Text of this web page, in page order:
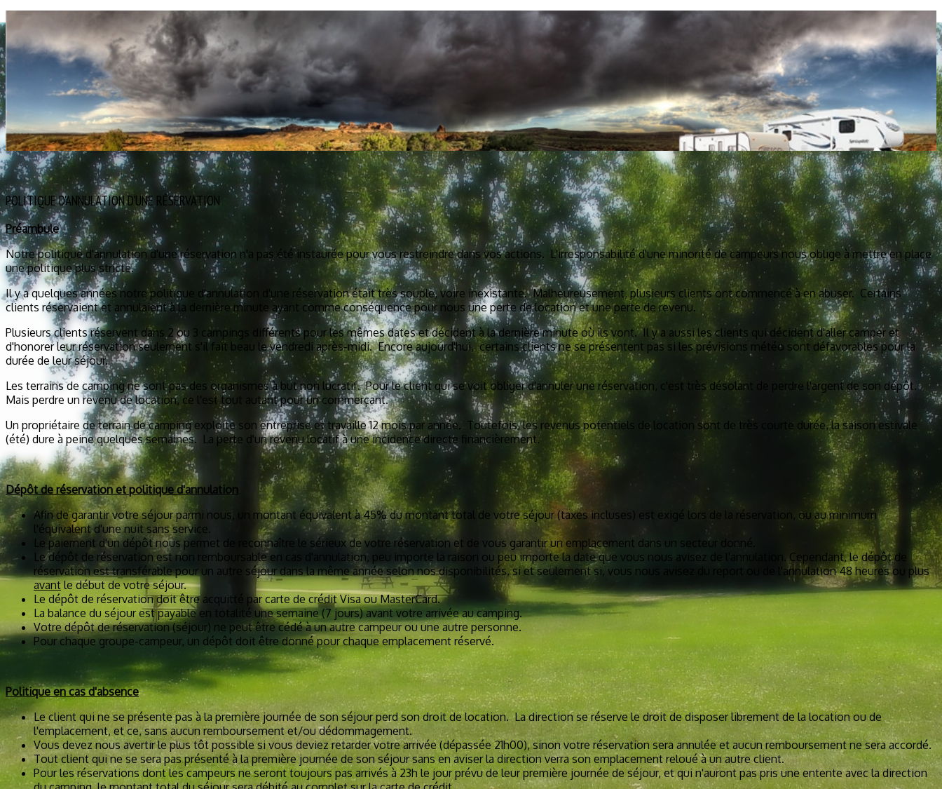
POLITIQUE D'ANNULATION D'UNE RÉSERVATION
Préambule
Notre politique d'annulation d'une réservation n'a pas été instaurée pour vous restreindre dans vos actions. L'irresponsabilité d'une minorité de campeurs nous oblige à mettre en place
une politique plus stricte.
Il y a quelques années notre politique d'annulation d'une réservation était très souple, voire inexistante. Malheureusement, plusieurs clients ont commencé à en abuser. Certains
clients réservaient et annulaient à la dernière minute ayant comme conséquence pour nous une perte de location et une perte de revenu.
Plusieurs clients réservent dans 2 ou 3 campings différents pour les mêmes dates et décident à la dernière minute où ils vont. Il y a aussi les clients qui décident d'aller camper et
d'honorer leur réservation seulement s'il fait beau le vendredi après-midi. Encore aujourd'hui, certains clients ne se présentent pas si les prévisions météo sont défavorables pour la
durée de leur séjour.
Les terrains de camping ne sont pas des organismes à but non lucratif. Pour le client qui se voit obliger d'annuler une réservation, c'est très désolant de perdre l'argent de son dépôt.
Mais perdre un revenu de location, ce l'est tout autant pour un commerçant.
Un propriétaire de terrain de camping exploite son entreprise et travaille 12 mois par année. Toutefois, les revenus potentiels de location sont de très courte durée, la saison estivale
(été) dure à peine quelques semaines. La perte d'un revenu locatif à une incidence directe financièrement.
Dépôt de réservation et politique d'annulation
Afin de garantir votre séjour parmi nous, un montant équivalent à 45% du montant total de votre séjour (taxes incluses) est exigé lors de la réservation, ou au minimum
l'équivalent d'une nuit sans service.
Le paiement d'un dépôt nous permet de reconnaître le sérieux de votre réservation et de vous garantir un emplacement dans un secteur donné.
Le dépôt de réservation est non remboursable en cas d'annulation, peu importe la raison ou peu importe la date que vous nous avisez de l'annulation. Cependant, le dépôt de
réservation est transférable pour un autre séjour dans la même année selon nos disponibilités, si et seulement si, vous nous avisez du report ou de l'annulation 48 heures ou plus
avant le début de votre séjour.
Le dépôt de réservation doit être acquitté par carte de crédit Visa ou MasterCard.
La balance du séjour est payable en totalité une semaine (7 jours) avant votre arrivée au camping.
Votre dépôt de réservation (séjour) ne peut être cédé à un autre campeur ou une autre personne.
Pour chaque groupe-campeur, un dépôt doit être donné pour chaque emplacement réservé.
Politique en cas d'absence
Le client qui ne se présente pas à la première journée de son séjour perd son droit de location. La direction se réserve le droit de disposer librement de la location ou de
l'emplacement, et ce, sans aucun remboursement et/ou dédommagement.
Vous devez nous avertir le plus tôt possible si vous deviez retarder votre arrivée (dépassée 21h00), sinon votre réservation sera annulée et aucun remboursement ne sera accordé.
Tout client qui ne se sera pas présenté à la première journée de son séjour sans en aviser la direction verra son emplacement reloué à un autre client.
Pour les réservations dont les campeurs ne seront toujours pas arrivés à 23h le jour prévu de leur première journée de séjour, et qui n'auront pas pris une entente avec la direction